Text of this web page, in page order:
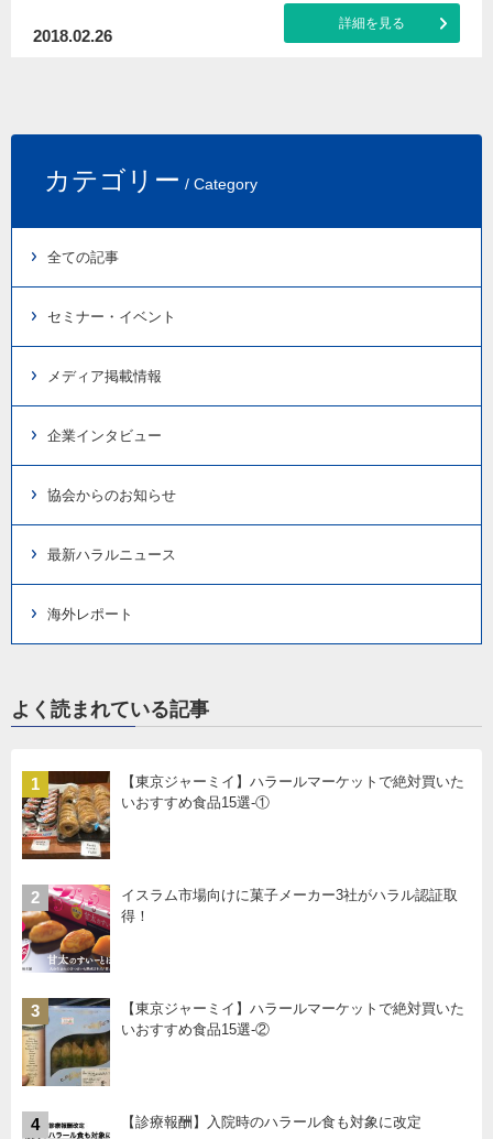
2018.02.26
詳細を見る
カテゴリー / Category
全ての記事
セミナー・イベント
メディア掲載情報
企業インタビュー
協会からのお知らせ
最新ハラルニュース
海外レポート
よく読まれている記事
1
【東京ジャーミイ】ハラールマーケットで絶対買いた
いおすすめ食品15選-①
2
イスラム市場向けに菓子メーカー3社がハラル認証取
得！
3
【東京ジャーミイ】ハラールマーケットで絶対買いた
いおすすめ食品15選-②
4 【診療報酬】入院時のハラール食も対象に改定